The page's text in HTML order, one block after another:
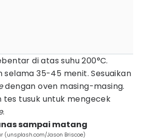
di atas suhu 200°C.
selama 35-45 menit. Sesuaikan
dengan oven masing-masing.
tes tusuk untuk mengecek
.
sampai matang
(unsplash.com/Jason Briscoe)